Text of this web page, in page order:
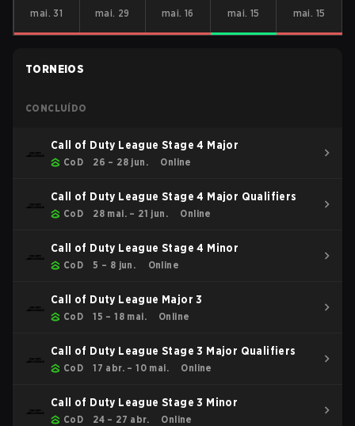
mai. 31
mai. 29
mai. 16
mai. 15
mai. 15
TORNEIOS
CONCLUÍDO
Call of Duty League Stage 4 Major
CoD 26 – 28 jun. Online
Call of Duty League Stage 4 Major Qualifiers
CoD 28 mai. – 21 jun. Online
Call of Duty League Stage 4 Minor
CoD 5 – 8 jun. Online
Call of Duty League Major 3
CoD 15 – 18 mai. Online
Call of Duty League Stage 3 Major Qualifiers
CoD 17 abr. – 10 mai. Online
Call of Duty League Stage 3 Minor
CoD 24 – 27 abr. Online